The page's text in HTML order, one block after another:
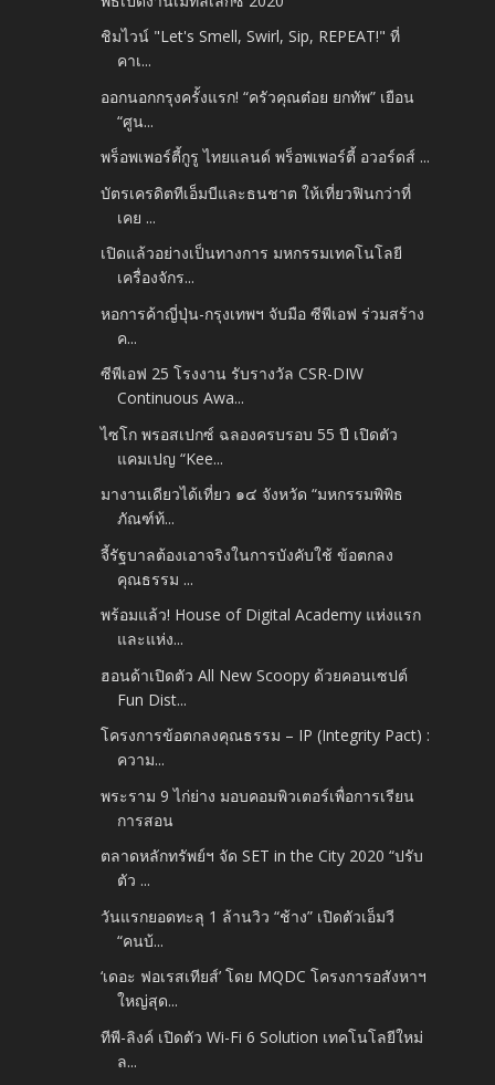
ชิมไวน์ "Let's Smell, Swirl, Sip, REPEAT!" ที่
คาเ...
ออกนอกกรุงครั้งแรก! “ครัวคุณต๋อย ยกทัพ” เยือน
“ศูน...
พร็อพเพอร์ตี้กูรู ไทยแลนด์ พร็อพเพอร์ตี้ อวอร์ดส์ ...
บัตรเครดิตทีเอ็มบีและธนชาต ให้เที่ยวฟินกว่าที่
เคย ...
เปิดแล้วอย่างเป็นทางการ มหกรรมเทคโนโลยี
เครื่องจักร...
หอการค้าญี่ปุ่น-กรุงเทพฯ จับมือ ซีพีเอฟ ร่วมสร้าง
ค...
ซีพีเอฟ 25 โรงงาน รับรางวัล CSR-DIW
Continuous Awa...
ไซโก พรอสเปกซ์ ฉลองครบรอบ 55 ปี เปิดตัว
แคมเปญ “Kee...
มางานเดียวได้เที่ยว ๑๔ จังหวัด “มหกรรมพิพิธ
ภัณฑ์ท้...
จี้รัฐบาลต้องเอาจริงในการบังคับใช้ ข้อตกลง
คุณธรรม ...
พร้อมแล้ว! House of Digital Academy แห่งแรก
และแห่ง...
ฮอนด้าเปิดตัว All New Scoopy ด้วยคอนเซปต์
Fun Dist...
โครงการข้อตกลงคุณธรรม – IP (Integrity Pact) :
ความ...
พระราม 9 ไก่ย่าง มอบคอมพิวเตอร์เพื่อการเรียน
การสอน
ตลาดหลักทรัพย์ฯ จัด SET in the City 2020 “ปรับ
ตัว ...
วันแรกยอดทะลุ 1 ล้านวิว “ช้าง” เปิดตัวเอ็มวี
“คนบ้...
‘เดอะ ฟอเรสเทียส์’ โดย MQDC โครงการอสังหาฯ
ใหญ่สุด...
ทีพี-ลิงค์ เปิดตัว Wi-Fi 6 Solution เทคโนโลยีใหม่
ล...